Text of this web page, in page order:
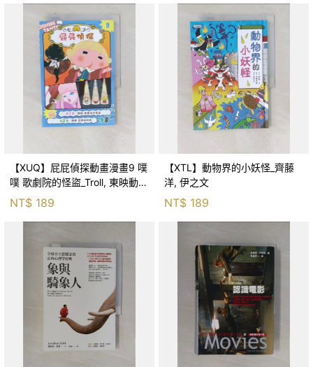
【XUQ】屁屁偵探動畫漫畫9 噗
噗 歌劇院的怪盜_Troll, 東映動畫
株式會社, 張東君
NT$ 189
【XTL】動物界的小妖怪_齊藤
洋, 伊之文
NT$ 189